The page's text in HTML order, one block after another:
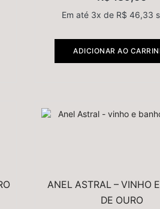
Em até 3x de R$ 46,33
ADICIONAR AO
ANEL ASTRAL – VINHO
DE OURO